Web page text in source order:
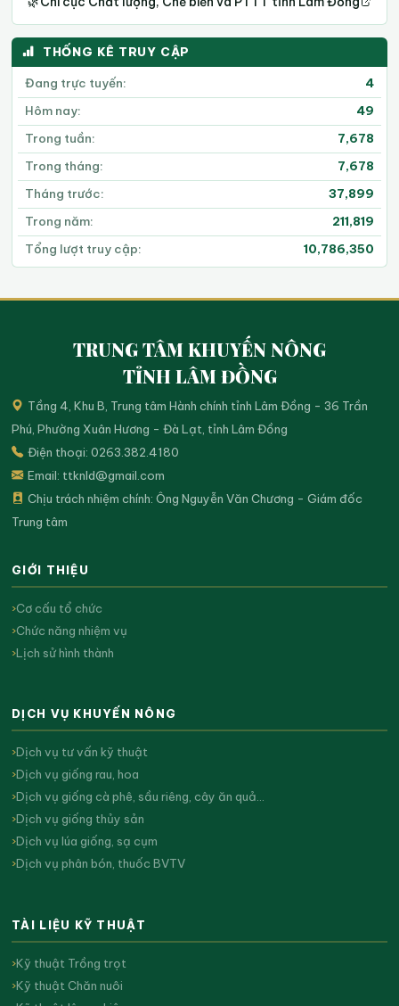
THỐNG KÊ TRUY CẬP
Đang trực tuyến:
4
Hôm nay:
49
Trong tuần:
7,678
Trong tháng:
7,678
Tháng trước:
37,899
Trong năm:
211,819
Tổng lượt truy cập:
10,786,350
TRUNG TÂM KHUYẾN NÔNG
TỈNH LÂM ĐỒNG
Tầng 4, Khu B, Trung tâm Hành chính tỉnh Lâm Đồng - 36 Trần
Phú, Phường Xuân Hương - Đà Lạt, tỉnh Lâm Đồng
Điện thoại: 0263.382.4180
Email: ttknld@gmail.com
Chịu trách nhiệm chính: Ông Nguyễn Văn Chương - Giám đốc
Trung tâm
GIỚI THIỆU
Cơ cấu tổ chức
Chức năng nhiệm vụ
Lịch sử hình thành
DỊCH VỤ KHUYẾN NÔNG
Dịch vụ tư vấn kỹ thuật
Dịch vụ giống rau, hoa
Dịch vụ giống cà phê, sầu riêng, cây ăn quả…
Dịch vụ giống thủy sản
Dịch vụ lúa giống, sạ cụm
Dịch vụ phân bón, thuốc BVTV
TÀI LIỆU KỸ THUẬT
Kỹ thuật Trồng trọt
Kỹ thuật Chăn nuôi